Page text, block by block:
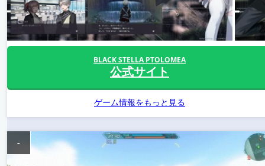
BLACK STELLA PTOLOMEA
公式サイト
ゲーム情報をもっと見る
-